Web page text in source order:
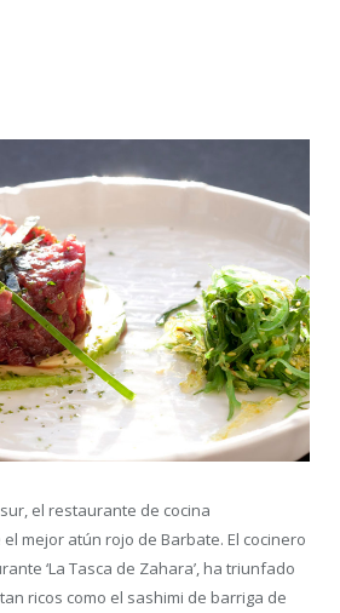
el restaurante de cocina
mejor atún rojo de Barbate. El cocinero
‘La Tasca de Zahara’, ha triunfado
ricos como el sashimi de barriga de